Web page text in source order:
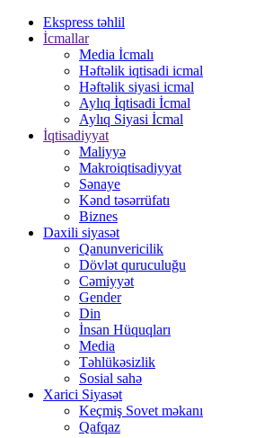
Ekspress təhlil
İcmallar
Media İcmalı
Həftəlik iqtisadi icmal
Həftəlik siyasi icmal
Aylıq İqtisadi İcmal
Aylıq Siyasi İcmal
İqtisadiyyat
Maliyyə
Makroiqtisadiyyat
Sənaye
Kənd təsərrüfatı
Biznes
Daxili siyasət
Qanunvericilik
Dövlət quruculuğu
Cəmiyyət
Gender
Din
İnsan Hüquqları
Media
Təhlükəsizlik
Sosial sahə
Xarici Siyasət
Keçmiş Sovet məkanı
Qafqaz